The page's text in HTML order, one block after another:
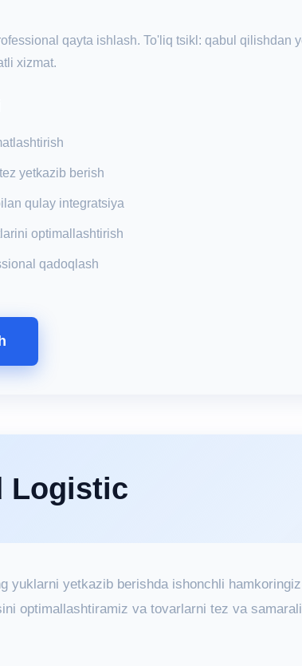
qayta ishlash. To'liq tsikl: qabul qilishdan
xizmat.
yetkazib berish
qulay integratsiya
optimallashtirish
qadoqlash
Logistic
yuklarni yetkazib berishda ishonchli
optimallashtiramiz va tovarlarni tez va